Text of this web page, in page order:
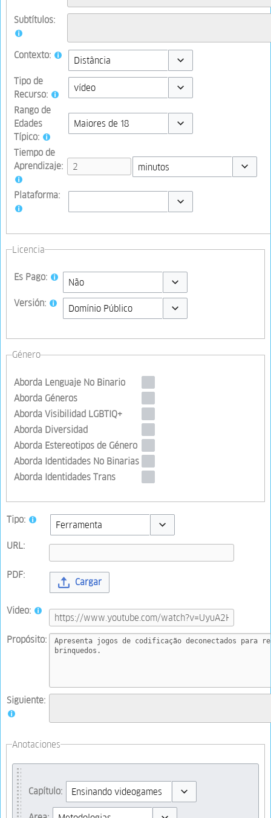
Subtítulos:
Contexto:
Toggle options
Tipo de
Recurso:
Rango de
Edades
Típico:
Tiempo de
Aprendizaje:
Plataforma:
Licencia
Es Pago:
Toggle options
Versión:
Género
Aborda Lenguaje No Binario
Aborda Géneros
Aborda Visibilidad LGBTIQ+
Aborda Diversidad
Aborda Estereotipos de Género
Aborda Identidades No Binarias
Aborda Identidades Trans
Tipo:
URL:
PDF:
Cargar
Video:
Propósito:
Siguiente:
Anotaciones
Capítulo:
Toggle options